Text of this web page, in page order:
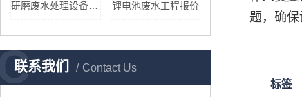
研磨废水处理设备报价 锂电池废水工程报价
联系我们 Contact Us
题，确保
标签